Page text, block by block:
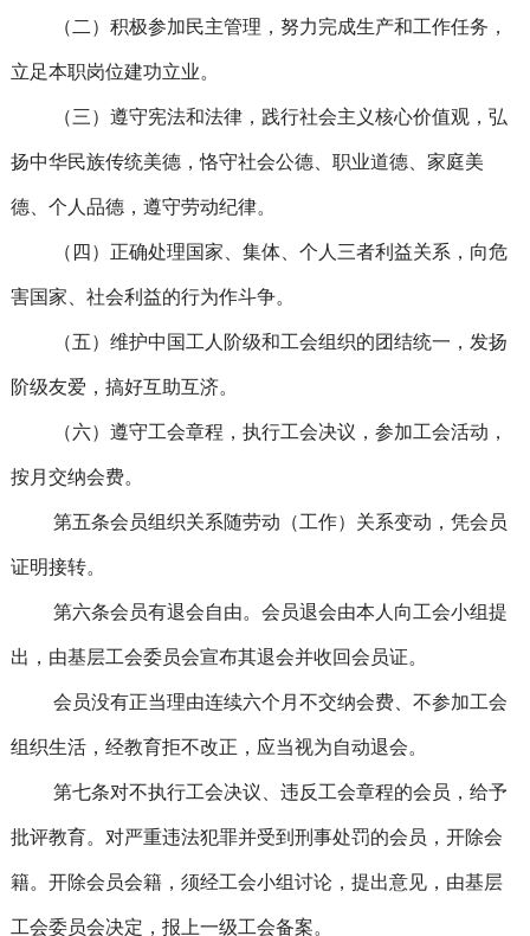
（二）积极参加民主管理，努力完成生产和工作任务，
立足本职岗位建功立业。
（三）遵守宪法和法律，践行社会主义核心价值观，弘
扬中华民族传统美德，恪守社会公德、职业道德、家庭美
德、个人品德，遵守劳动纪律。
（四）正确处理国家、集体、个人三者利益关系，向危
害国家、社会利益的行为作斗争。
（五）维护中国工人阶级和工会组织的团结统一，发扬
阶级友爱，搞好互助互济。
（六）遵守工会章程，执行工会决议，参加工会活动，
按月交纳会费。
第五条会员组织关系随劳动（工作）关系变动，凭会员
证明接转。
第六条会员有退会自由。会员退会由本人向工会小组提
出，由基层工会委员会宣布其退会并收回会员证。
会员没有正当理由连续六个月不交纳会费、不参加工会
组织生活，经教育拒不改正，应当视为自动退会。
第七条对不执行工会决议、违反工会章程的会员，给予
批评教育。对严重违法犯罪并受到刑事处罚的会员，开除会
籍。开除会员会籍，须经工会小组讨论，提出意见，由基层
工会委员会决定，报上一级工会备案。